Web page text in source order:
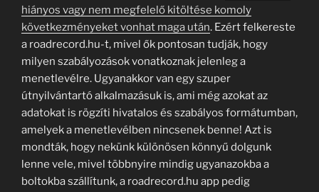
hiányos vagy nem megfelelő kitöltése komoly
következményeket vonhat maga után. Ezért felkereste
a roadrecord.hu-t, mivel ők pontosan tudják, hogy
milyen szabályozások vonatkoznak jelenleg a
menetlevélre. Ugyanakkor van egy szuper
útnyilvántartó alkalmazásuk is, ami még azokat az
adatokat is rögzíti hivatalos és szabályos formátumban,
amelyek a menetlevélben nincsenek benne! Azt is
mondták, hogy nekünk különösen könnyű dolgunk
lenne vele, mivel többnyire mindig ugyanazokba a
boltokba szállítunk, a roadrecord.hu app pedig